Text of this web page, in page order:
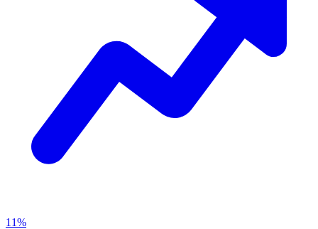
11%